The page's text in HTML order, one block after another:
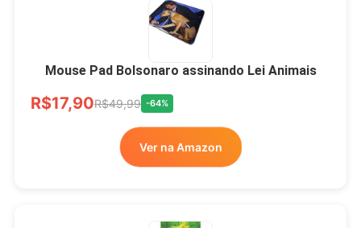
Mouse Pad Bolsonaro assinando Lei Animais
R$17,90R$49,99 -64%
Ver na Amazon